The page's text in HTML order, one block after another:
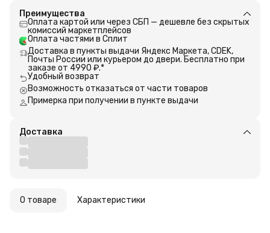
Преимущества
Оплата картой или через СБП — дешевле без скрытых
комиссий маркетплейсов
Оплата частями в Сплит
Доставка в пункты выдачи Яндекс Маркета, CDEK,
Почты России или курьером до двери. Бесплатно при
заказе от 4990 ₽.*
Удобный возврат
Возможность отказаться от части товаров
Примерка при получении в пункте выдачи
Доставка
О товаре Характеристики